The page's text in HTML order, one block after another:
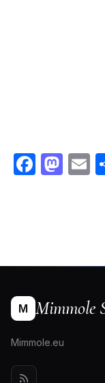
M Mimmole
Mimmole.eu